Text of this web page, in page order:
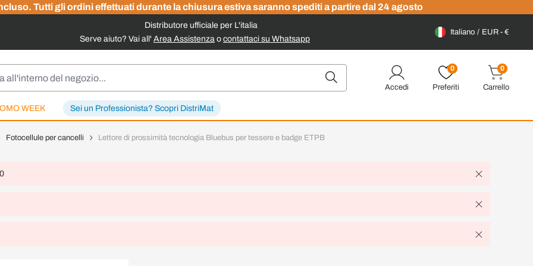
Tutti gli ordini effettuati durante la chiusura estiva saranno spediti a partire dal 24 agosto
Distributore ufficiale per L'italia
Serve aiuto? Vai all' Area Assistenza o contattaci su Whatsapp
Italiano EUR - €
WEEK Sei un Professionista? Scopri DistriMat
Accedi
0
Preferiti
0
Carrello
Fotocellule per cancelli Lettore di prossimità tecnologia Bluebus per tessere e badge ETPB